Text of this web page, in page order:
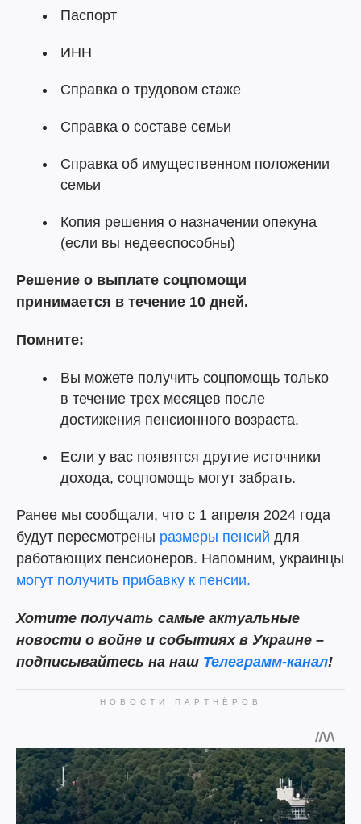
Паспорт
ИНН
Справка о трудовом стаже
Справка о составе семьи
Справка об имущественном положении
семьи
Копия решения о назначении опекуна
(если вы недееспособны)
Решение о выплате соцпомощи
принимается в течение 10 дней.
Помните:
Вы можете получить соцпомощь только
в течение трех месяцев после
достижения пенсионного возраста.
Если у вас появятся другие источники
дохода, соцпомощь могут забрать.
Ранее мы сообщали, что с 1 апреля 2024 года
будут пересмотрены размеры пенсий для
работающих пенсионеров. Напомним, украинцы
могут получить прибавку к пенсии.
Хотите получать самые актуальные
новости о войне и событиях в Украине –
подписывайтесь на наш Телеграмм-канал!